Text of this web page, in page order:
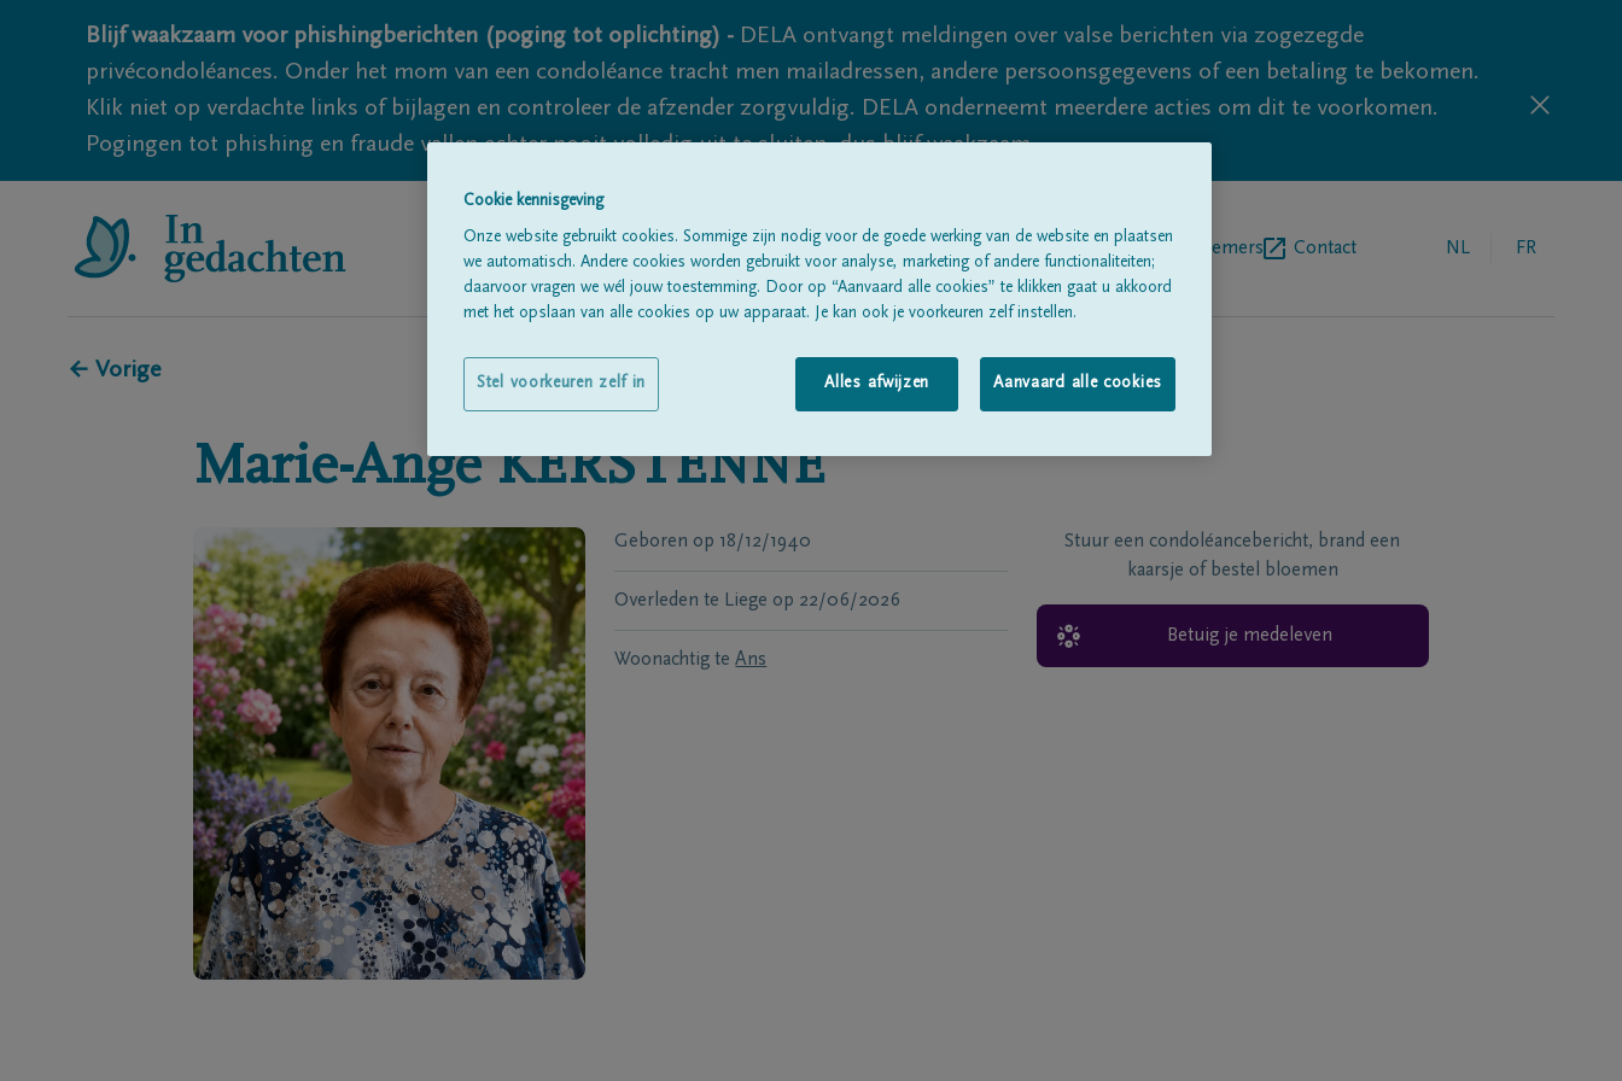
Blijf waakzaam voor phishingberichten (poging tot oplichting) - DELA ontvangt meldingen over valse berichten via zogezegde
privécondoléances. Onder het mom van een condoléance tracht men mailadressen, andere persoonsgegevens of een betaling te bekomen.
Klik niet op verdachte links of bijlagen en controleer de afzender zorgvuldig. DELA onderneemt meerdere acties om dit te voorkomen.
Pogingen tot phishing en fraude vallen echter nooit volledig uit te sluiten, dus blijf waakzaam.
Alle rouwberichten Begrafenisondernemers Contact NL FR
← Vorige
Marie-Ange KERSTENNE
Geboren op 18/12/1940
Overleden te Liege op 22/06/2026
Woonachtig te Ans
Stuur een condoléancebericht, brand een
kaarsje of bestel bloemen
Betuig je medeleven
Cookie kennisgeving
Onze website gebruikt cookies. Sommige zijn nodig voor de goede werking van de website en plaatsen
we automatisch. Andere cookies worden gebruikt voor analyse, marketing of andere functionaliteiten;
daarvoor vragen we wél jouw toestemming. Door op “Aanvaard alle cookies” te klikken gaat u akkoord
met het opslaan van alle cookies op uw apparaat. Je kan ook je voorkeuren zelf instellen.
Alles afwijzen Aanvaard alle cookies
Stel voorkeuren zelf in